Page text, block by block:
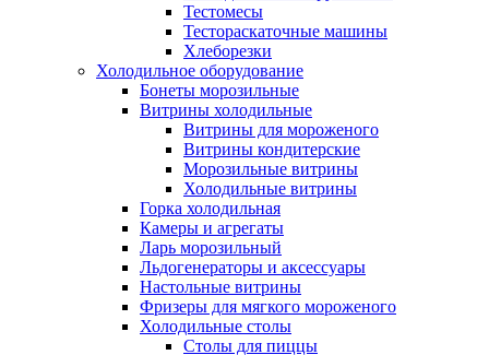
Тестомесы
Тестораскаточные машины
Хлеборезки
Холодильное оборудование
Бонеты морозильные
Витрины холодильные
Витрины для мороженого
Витрины кондитерские
Морозильные витрины
Холодильные витрины
Горка холодильная
Камеры и агрегаты
Ларь морозильный
Льдогенераторы и аксессуары
Настольные витрины
Фризеры для мягкого мороженого
Холодильные столы
Столы для пиццы